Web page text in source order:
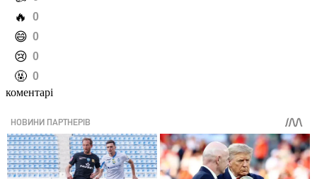
️🔥 0
️😄 0
️😢 0
️🤬 0
коментарі